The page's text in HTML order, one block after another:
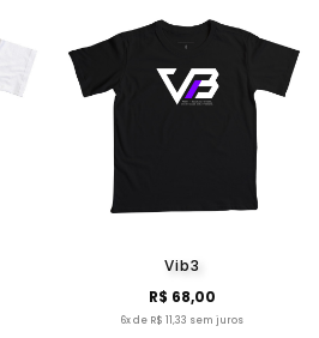
Vib3
R$ 68,00
6x de R$ 11,33 sem juros